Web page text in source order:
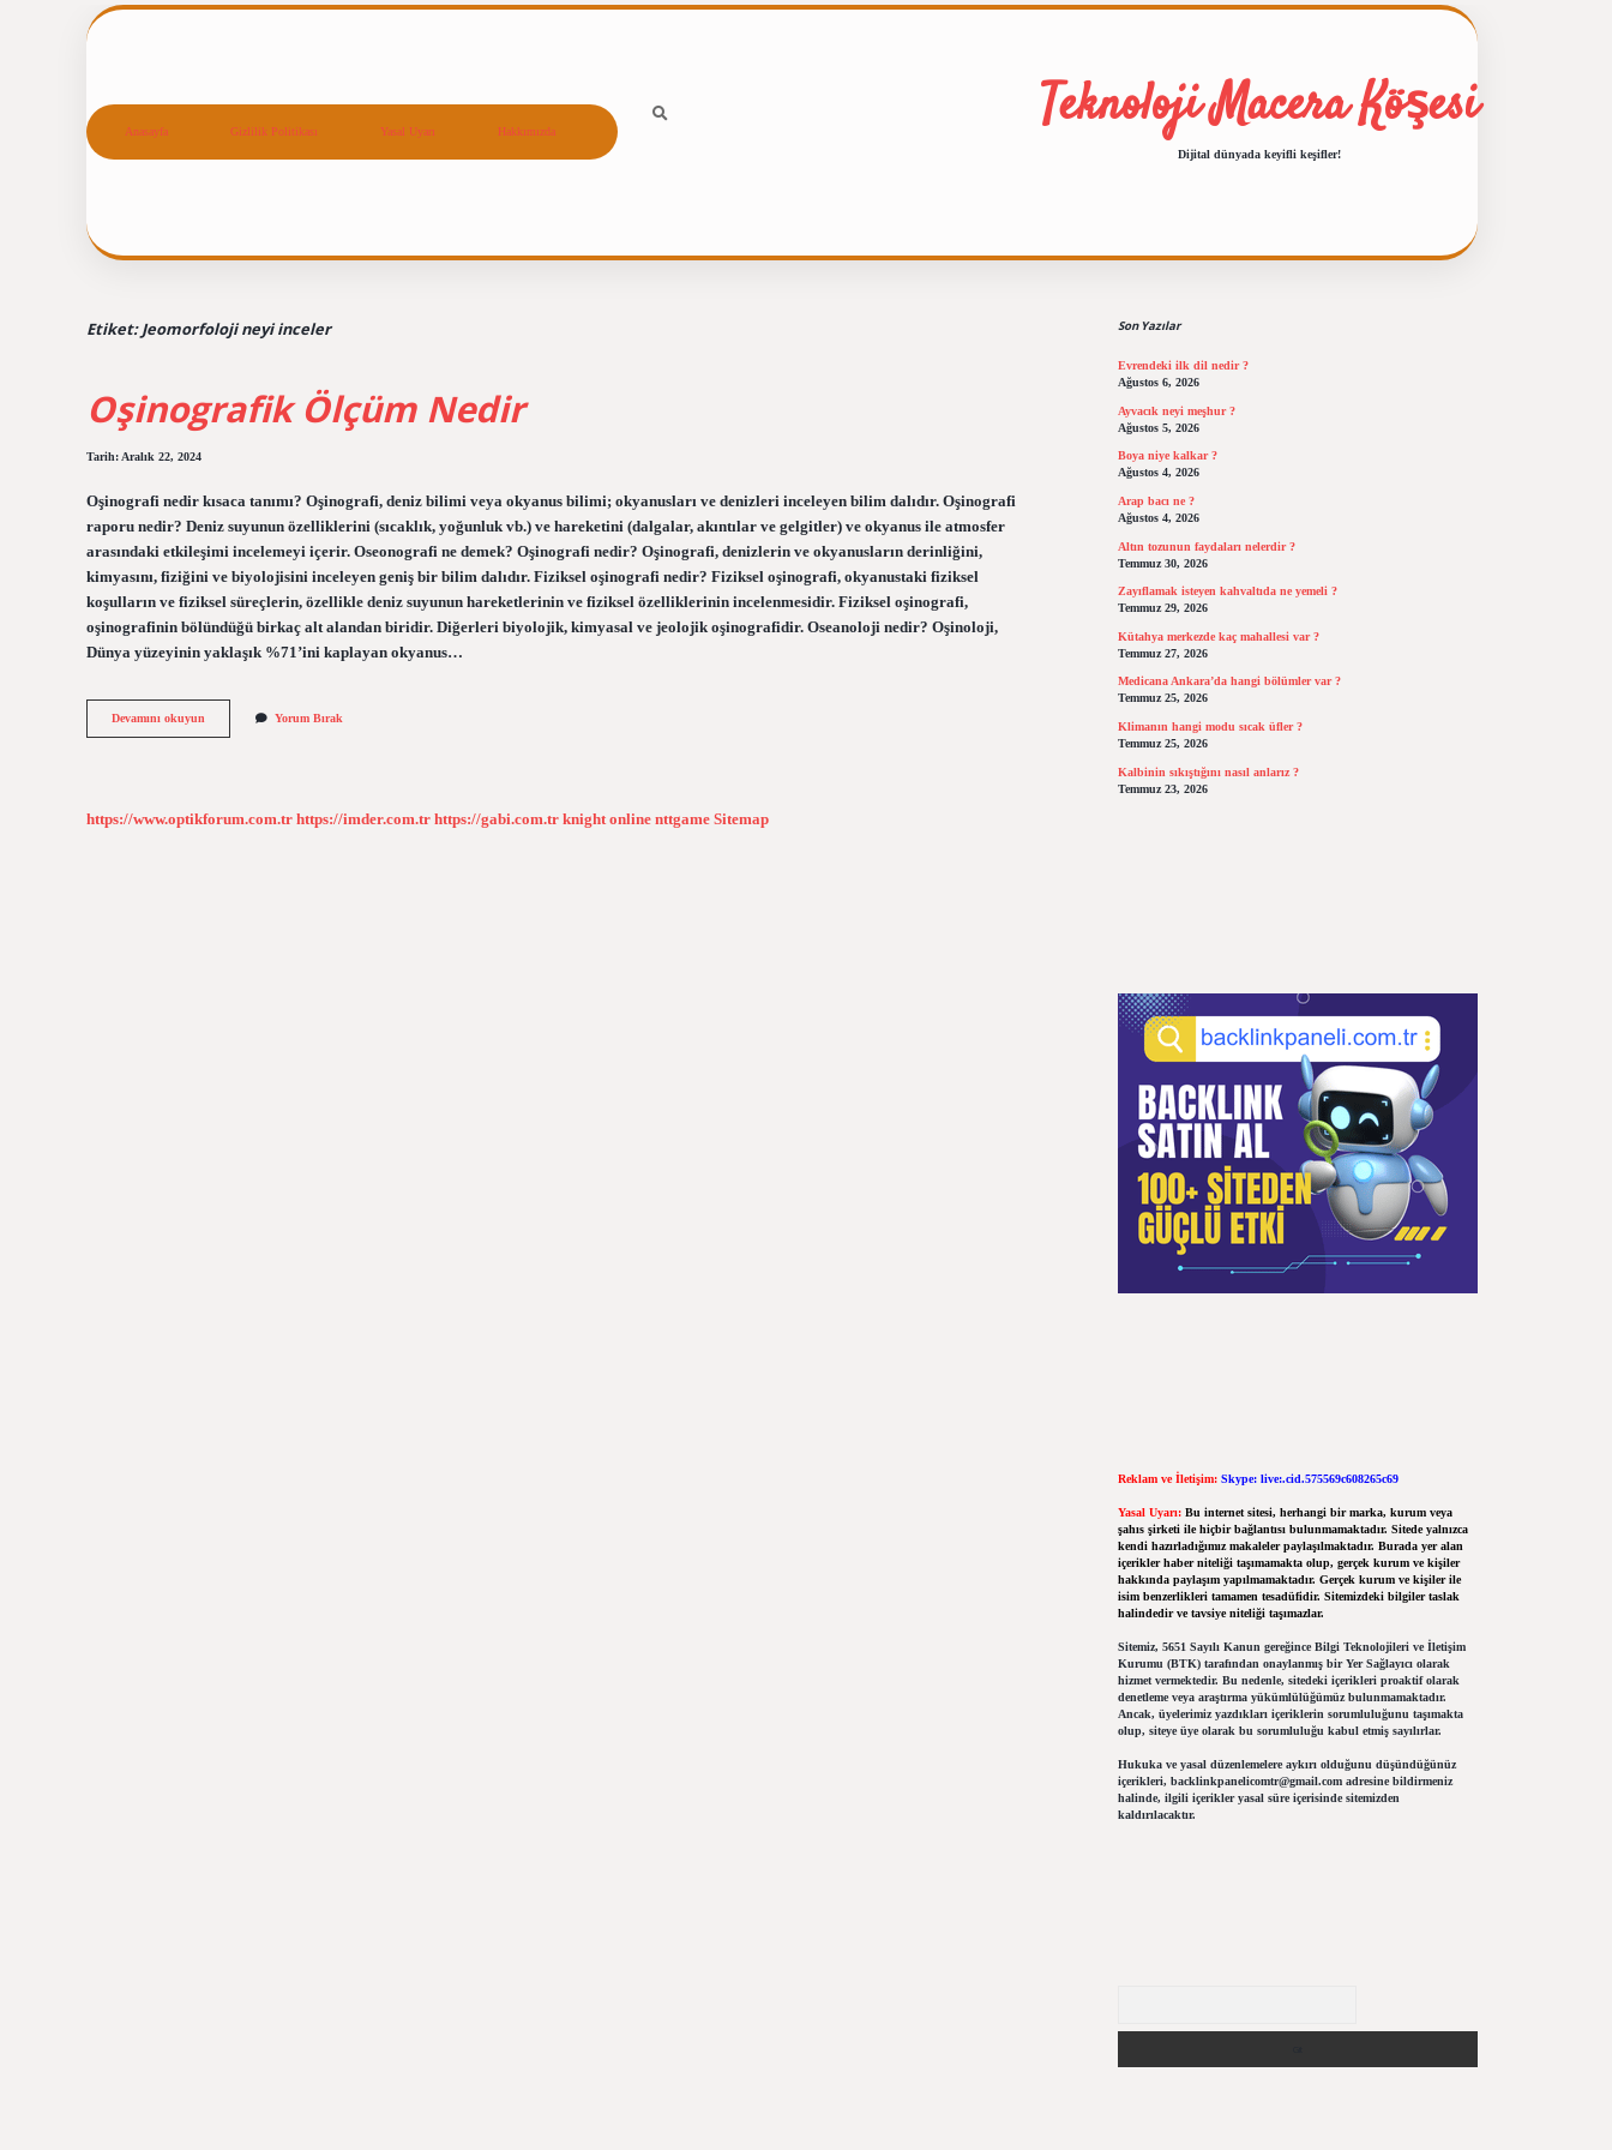
Anasayfa Gizlilik Politikası Yasal Uyarı Hakkımızda Teknoloji Macera Köşesi
Dijital dünyada keyifli keşifler!
Etiket:Jeomorfoloji neyi inceler
Oşinografik Ölçüm Nedir
Tarih: Aralık 22, 2024
Oşinografi nedir kısaca tanımı? Oşinografi, deniz bilimi veya okyanus bilimi; okyanusları ve denizleri inceleyen bilim dalıdır. Oşinografi
raporu nedir? Deniz suyunun özelliklerini (sıcaklık, yoğunluk vb.) ve hareketini (dalgalar, akıntılar ve gelgitler) ve okyanus ile atmosfer
arasındaki etkileşimi incelemeyi içerir. Oseonografi ne demek? Oşinografi nedir? Oşinografi, denizlerin ve okyanusların derinliğini,
kimyasını, fiziğini ve biyolojisini inceleyen geniş bir bilim dalıdır. Fiziksel oşinografi nedir? Fiziksel oşinografi, okyanustaki fiziksel
koşulların ve fiziksel süreçlerin, özellikle deniz suyunun hareketlerinin ve fiziksel özelliklerinin incelenmesidir. Fiziksel oşinografi,
oşinografinin bölündüğü birkaç alt alandan biridir. Diğerleri biyolojik, kimyasal ve jeolojik oşinografidir. Oseanoloji nedir? Oşinoloji,
Dünya yüzeyinin yaklaşık %71’ini kaplayan okyanus…
Devamını okuyun Oşinografik
Ölçüm
Yorum Bırak
https://www.optikforum.com.tr https://imder.com.tr https://gabi.com.tr knight online nttgame Sitemap
Son Yazılar
Evrendeki ilk dil nedir ?
Ağustos 6, 2026
Ayvacık neyi meşhur ?
Ağustos 5, 2026
Boya niye kalkar ?
Ağustos 4, 2026
Arap bacı ne ?
Ağustos 4, 2026
Altın tozunun faydaları nelerdir ?
Temmuz 30, 2026
Zayıflamak isteyen kahvaltıda ne yemeli ?
Temmuz 29, 2026
Kütahya merkezde kaç mahallesi var ?
Temmuz 27, 2026
Medicana Ankara’da hangi bölümler var ?
Temmuz 25, 2026
Klimanın hangi modu sıcak üfler ?
Temmuz 25, 2026
Kalbinin sıkıştığını nasıl anlarız ?
Temmuz 23, 2026
Reklam ve İletişim: Skype: live:.cid.575569c608265c69
Yasal Uyarı: Bu internet sitesi, herhangi bir marka, kurum veya
şahıs şirketi ile hiçbir bağlantısı bulunmamaktadır. Sitede yalnızca
kendi hazırladığımız makaleler paylaşılmaktadır. Burada yer alan
içerikler haber niteliği taşımamakta olup, gerçek kurum ve kişiler
hakkında paylaşım yapılmamaktadır. Gerçek kurum ve kişiler ile
isim benzerlikleri tamamen tesadüfidir. Sitemizdeki bilgiler taslak
halindedir ve tavsiye niteliği taşımazlar.
Sitemiz, 5651 Sayılı Kanun gereğince Bilgi Teknolojileri ve İletişim
Kurumu (BTK) tarafından onaylanmış bir Yer Sağlayıcı olarak
hizmet vermektedir. Bu nedenle, sitedeki içerikleri proaktif olarak
denetleme veya araştırma yükümlülüğümüz bulunmamaktadır.
Ancak, üyelerimiz yazdıkları içeriklerin sorumluluğunu taşımakta
olup, siteye üye olarak bu sorumluluğu kabul etmiş sayılırlar.
Hukuka ve yasal düzenlemelere aykırı olduğunu düşündüğünüz
içerikleri, backlinkpanelicomtr@gmail.comadresine bildirmeniz
halinde, ilgili içerikler yasal süre içerisinde sitemizden
kaldırılacaktır.